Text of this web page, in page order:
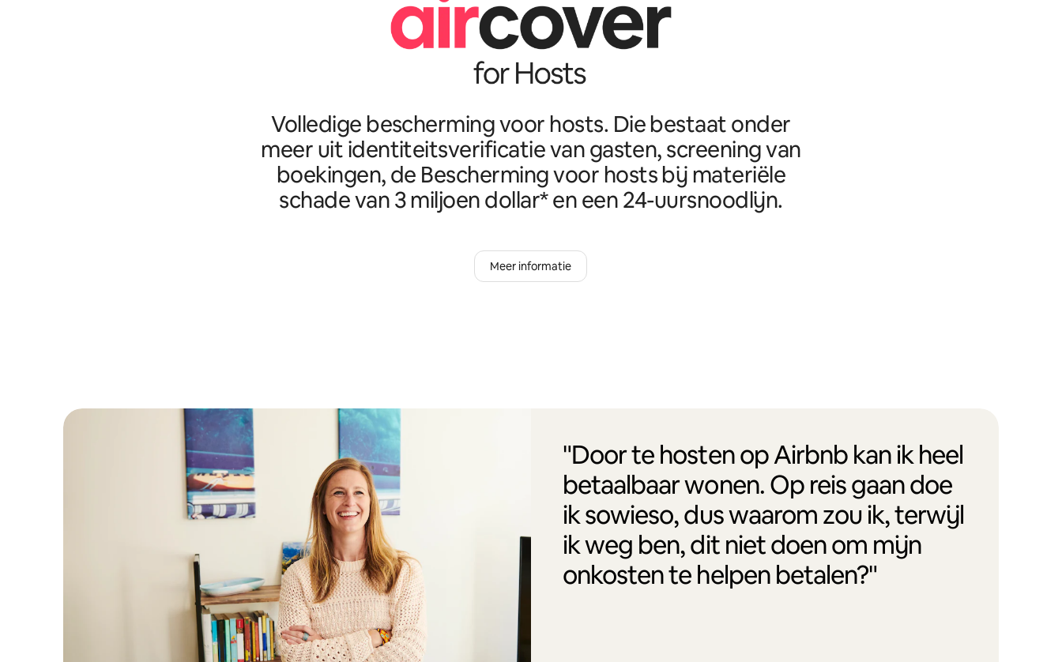
Volledige bescherming voor hosts. Die bestaat onder
meer uit identiteitsverificatie van gasten, screening van
boekingen, de Bescherming voor hosts bij materiële
schade van 3 miljoen dollar* en een 24-uursnoodlijn.
Meer informatie
"Door te hosten op Airbnb kan ik heel
betaalbaar wonen. Op reis gaan doe
ik sowieso, dus waarom zou ik, terwijl
ik weg ben, dit niet doen om mijn
onkosten te helpen betalen?"